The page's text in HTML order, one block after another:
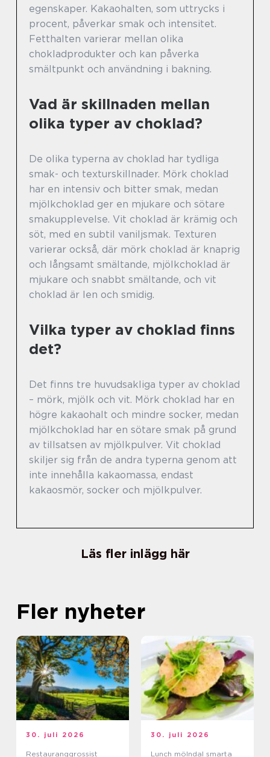
egenskaper. Kakaohalten, som uttrycks i
procent, påverkar smak och intensitet.
Fetthalten varierar mellan olika
chokladprodukter och kan påverka
smältpunkt och användning i bakning.
Vad är skillnaden mellan
olika typer av choklad?
De olika typerna av choklad har tydliga
smak- och texturskillnader. Mörk choklad
har en intensiv och bitter smak, medan
mjölkchoklad ger en mjukare och sötare
smakupplevelse. Vit choklad är krämig och
söt, med en subtil vaniljsmak. Texturen
varierar också, där mörk choklad är knaprig
och långsamt smältande, mjölkchoklad är
mjukare och snabbt smältande, och vit
choklad är len och smidig.
Vilka typer av choklad finns
det?
Det finns tre huvudsakliga typer av choklad
– mörk, mjölk och vit. Mörk choklad har en
högre kakaohalt och mindre socker, medan
mjölkchoklad har en sötare smak på grund
av tillsatsen av mjölkpulver. Vit choklad
skiljer sig från de andra typerna genom att
inte innehålla kakaomassa, endast
kakaosmör, socker och mjölkpulver.
Läs fler inlägg här
Fler nyheter
30. juli 2026
Restauranggrossist
30. juli 2026
Lunch mölndal smarta